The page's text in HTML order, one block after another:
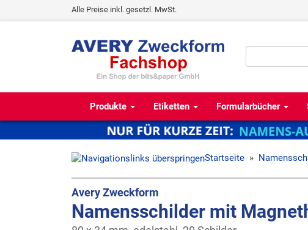
Alle Preise inkl. gesetzl. MwSt.
Produkte Etiketten Formularbücher
Startseite »
Avery Zweckform
Namensschilder mit